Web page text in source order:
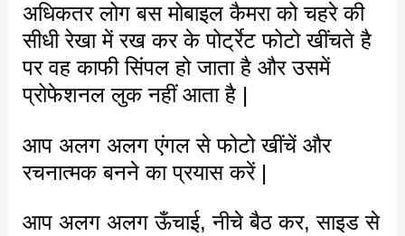
अधिकतर लोग बस मोबाइल कैमरा को चहरे की
सीधी रेखा में रख कर के पोर्ट्रेट फोटो खींचते है
पर वह काफी सिंपल हो जाता है और उसमें
प्रोफेशनल लुक नहीं आता है |
आप अलग अलग एंगल से फोटो खींचें और
रचनात्मक बनने का प्रयास करें |
आप अलग अलग ऊँचाई, नीचे बैठ कर, साइड से